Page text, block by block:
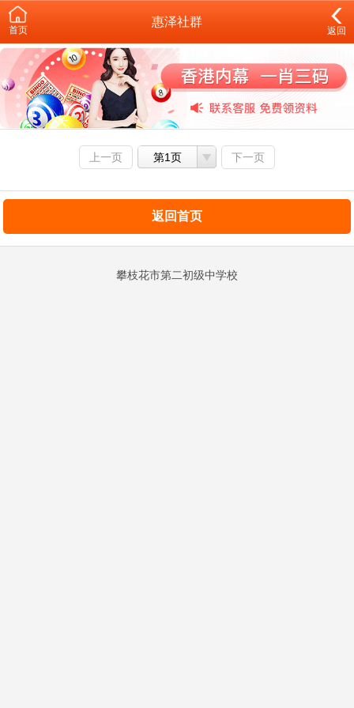
首页
惠泽社群
返回
上一页 第1页 下一页
返回首页
攀枝花市第二初级中学校